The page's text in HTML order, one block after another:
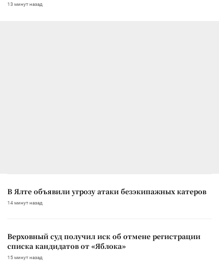
13 минут назад
В Ялте объявили угрозу атаки безэкипажных катеров
14 минут назад
Верховный суд получил иск об отмене регистрации
списка кандидатов от «Яблока»
15 минут назад